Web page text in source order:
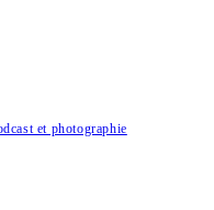
et photographie